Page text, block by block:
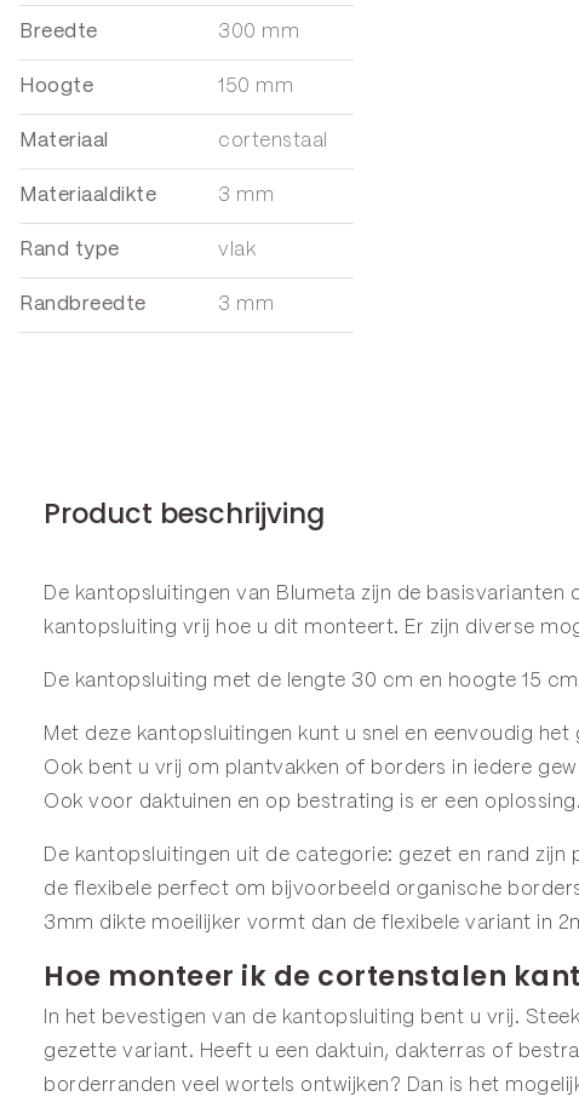
Breedte 300 mm
Hoogte 150 mm
Materiaal cortenstaal
Materiaaldikte 3 mm
Rand type vlak
Randbreedte 3 mm
Product beschrijving
De kantopsluitingen van Blumeta zijn de basisvarianten
kantopsluiting vrij hoe u dit monteert. Er zijn diverse
De kantopsluiting met de lengte 30 cm en hoogte 15
Met deze kantopsluitingen kunt u snel en eenvoudig
Ook bent u vrij om plantvakken of borders in iedere
Ook voor daktuinen en op bestrating is er een
De kantopsluitingen uit de categorie: gezet en rand zijn
de flexibele perfect om bijvoorbeeld organische
3mm dikte moeilijker vormt dan de flexibele variant in
Hoe monteer ik de cortenstalen
In het bevestigen van de kantopsluiting bent u vrij.
gezette variant. Heeft u een daktuin, dakterras of
borderranden veel wortels ontwijken? Dan is het